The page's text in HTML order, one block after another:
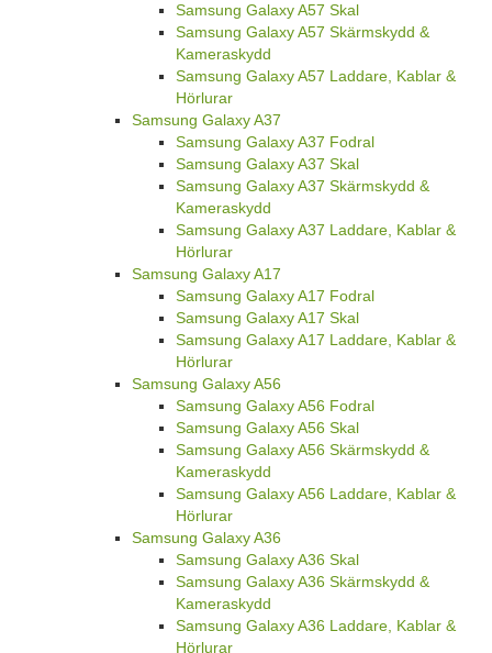
Samsung Galaxy A57 Skal
Samsung Galaxy A57 Skärmskydd &
Kameraskydd
Samsung Galaxy A57 Laddare, Kablar &
Hörlurar
Samsung Galaxy A37
Samsung Galaxy A37 Fodral
Samsung Galaxy A37 Skal
Samsung Galaxy A37 Skärmskydd &
Kameraskydd
Samsung Galaxy A37 Laddare, Kablar &
Hörlurar
Samsung Galaxy A17
Samsung Galaxy A17 Fodral
Samsung Galaxy A17 Skal
Samsung Galaxy A17 Laddare, Kablar &
Hörlurar
Samsung Galaxy A56
Samsung Galaxy A56 Fodral
Samsung Galaxy A56 Skal
Samsung Galaxy A56 Skärmskydd &
Kameraskydd
Samsung Galaxy A56 Laddare, Kablar &
Hörlurar
Samsung Galaxy A36
Samsung Galaxy A36 Skal
Samsung Galaxy A36 Skärmskydd &
Kameraskydd
Samsung Galaxy A36 Laddare, Kablar &
Hörlurar